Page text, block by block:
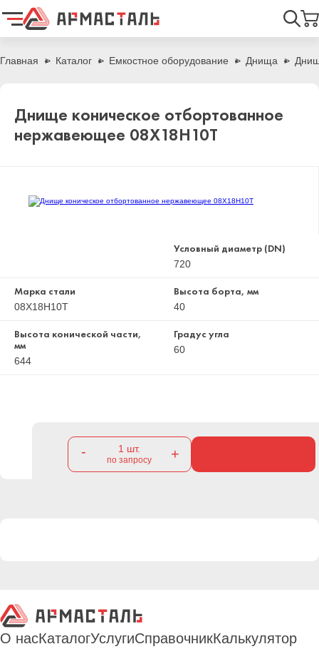
Главная
Каталог Емкостное оборудование Днища
Днище коническое отбортованное
нержавеющее 08Х18Н10Т
Условный диаметр (DN)
720
Марка стали
08Х18Н10Т
Высота борта, мм
40
Высота конической части,
мм
644
Градус угла
60
- 1 шт.
по запросу +
О насКаталогУслугиСправочникКалькулятор